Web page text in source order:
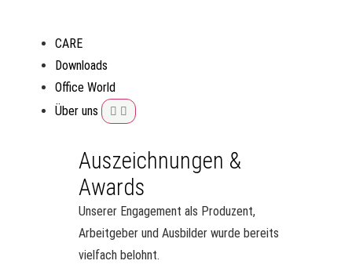
CARE
Downloads
Office World
Über uns
Auszeichnungen &
Awards
Unserer Engagement als Produzent,
Arbeitgeber und Ausbilder wurde bereits
vielfach belohnt.